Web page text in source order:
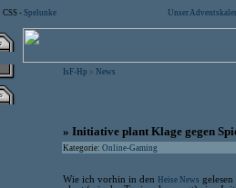
CSS - Spelunke Unser
IsF-Hp > News
» Initiative plant Klage gegen
Kategorie: Online-Gaming
Wie ich vorhin in den Heise News gelesen